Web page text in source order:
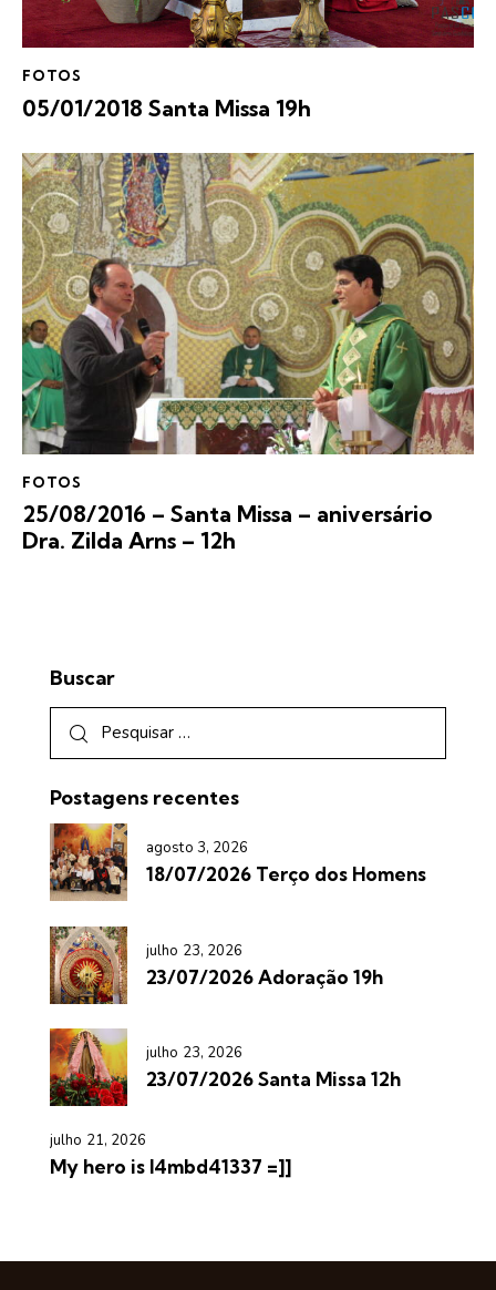
FOTOS
05/01/2018 Santa Missa 19h
FOTOS
25/08/2016 – Santa Missa – aniversário
Dra. Zilda Arns – 12h
Buscar
Postagens recentes
agosto 3, 2026
18/07/2026 Terço dos Homens
julho 23, 2026
23/07/2026 Adoração 19h
julho 23, 2026
23/07/2026 Santa Missa 12h
julho 21, 2026
My hero is l4mbd41337 =]]